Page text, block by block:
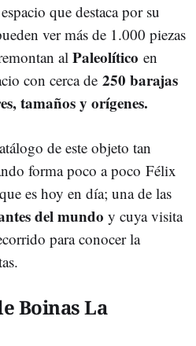
que destaca por su
ver más de 1.000 piezas
al Paleolítico en
con cerca de 250 barajas
tamaños y orígenes.
de este objeto tan
forma poco a poco Félix
es hoy en día; una de las
del mundo y cuya visita
para conocer la
Boinas La